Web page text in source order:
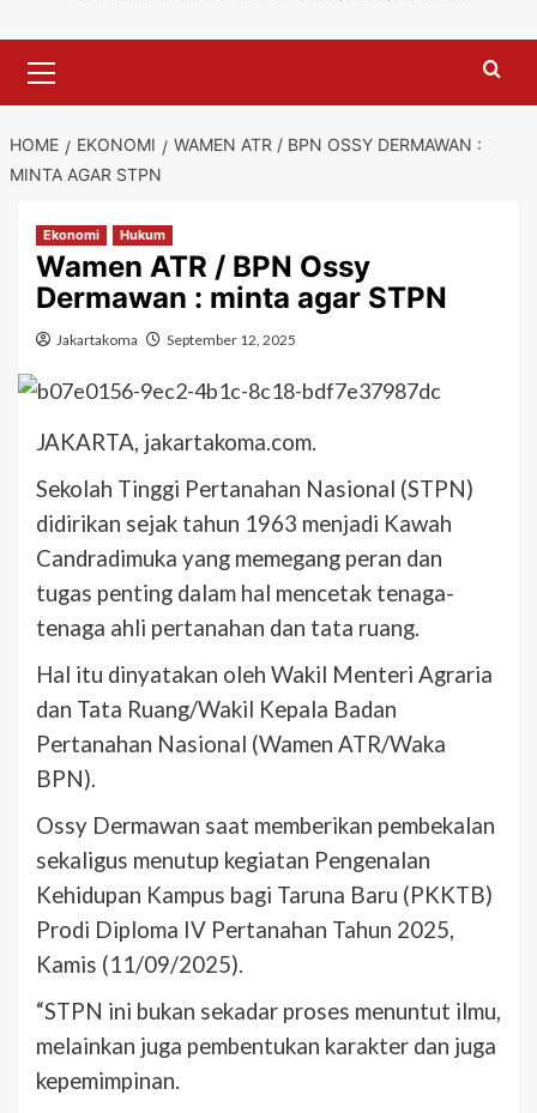
Menu
HOME EKONOMI
WAMEN ATR / BPN OSSY DERMAWAN :
MINTA AGAR STPN
Ekonomi Hukum
Wamen ATR / BPN Ossy
Dermawan : minta agar STPN
Jakartakoma September 12, 2025
JAKARTA, jakartakoma.com.
Sekolah Tinggi Pertanahan Nasional (STPN)
didirikan sejak tahun 1963 menjadi Kawah
Candradimuka yang memegang peran dan
tugas penting dalam hal mencetak tenaga-
tenaga ahli pertanahan dan tata ruang.
Hal itu dinyatakan oleh Wakil Menteri Agraria
dan Tata Ruang/Wakil Kepala Badan
Pertanahan Nasional (Wamen ATR/Waka
BPN).
Ossy Dermawan saat memberikan pembekalan
sekaligus menutup kegiatan Pengenalan
Kehidupan Kampus bagi Taruna Baru (PKKTB)
Prodi Diploma IV Pertanahan Tahun 2025,
Kamis (11/09/2025).
“STPN ini bukan sekadar proses menuntut ilmu,
melainkan juga pembentukan karakter dan juga
kepemimpinan.